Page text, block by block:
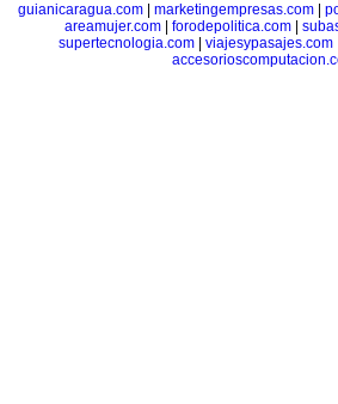
guianicaragua.com
marketingempresas.com
areamujer.com
forodepolitica.com
supertecnologia.com| viajesypasajes.com